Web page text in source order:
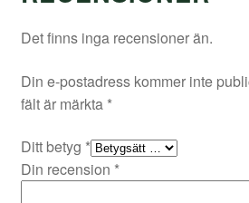
Det finns inga recensioner än.
Din e-postadress kommer inte
fält är märkta *
Ditt betyg *
Din recension *